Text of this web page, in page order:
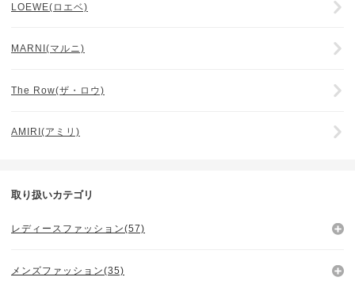
LOEWE(ロエベ)
MARNI(マルニ)
The Row(ザ・ロウ)
AMIRI(アミリ)
取り扱いカテゴリ
レディースファッション(57)
メンズファッション(35)